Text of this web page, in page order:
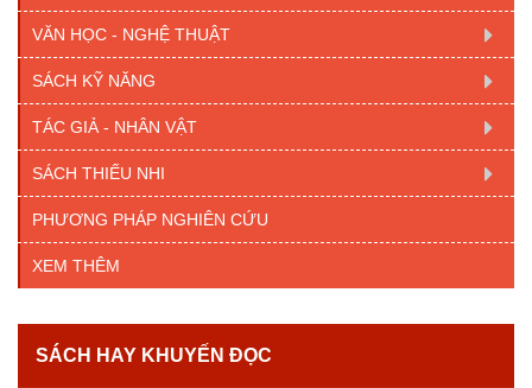
VĂN HỌC - NGHỆ THUẬT
SÁCH KỸ NĂNG
TÁC GIẢ - NHÂN VẬT
SÁCH THIẾU NHI
PHƯƠNG PHÁP NGHIÊN CỨU
XEM THÊM
SÁCH HAY KHUYẾN ĐỌC